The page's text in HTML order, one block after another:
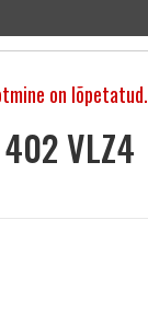
on lõpetatud.
VLZ4